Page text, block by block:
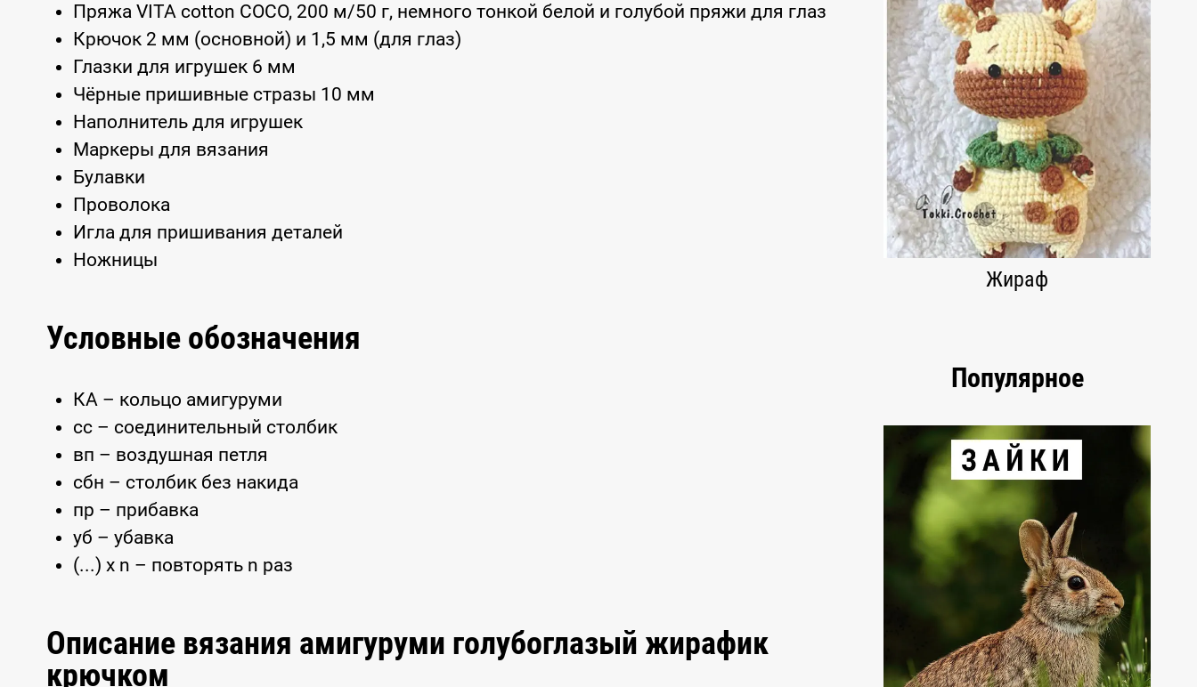
Пряжа VITA cotton COCO, 200 м/50 г, немного тонкой белой и голубой пряжи для глаз
Крючок 2 мм (основной) и 1,5 мм (для глаз)
Глазки для игрушек 6 мм
Чёрные пришивные стразы 10 мм
Наполнитель для игрушек
Маркеры для вязания
Булавки
Проволока
Игла для пришивания деталей
Ножницы
Условные обозначения
КА – кольцо амигуруми
сс – соединительный столбик
вп – воздушная петля
сбн – столбик без накида
пр – прибавка
уб – убавка
(...) x n – повторять n раз
Описание вязания амигуруми голубоглазый жирафик
крючком
Жираф
Популярное